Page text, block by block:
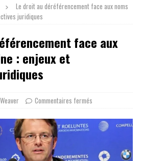
Le droit au déréférencement face aux noms
juridiques
face aux
: enjeux et
Commentaires fermés